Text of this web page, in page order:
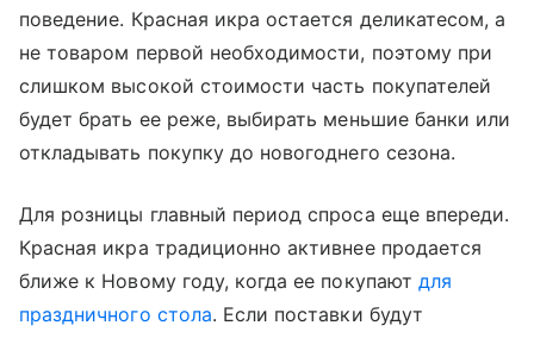
поведение. Красная икра остается деликатесом, а
не товаром первой необходимости, поэтому при
слишком высокой стоимости часть покупателей
будет брать ее реже, выбирать меньшие банки или
откладывать покупку до новогоднего сезона.
Для розницы главный период спроса еще впереди.
Красная икра традиционно активнее продается
ближе к Новому году, когда ее покупают для
праздничного стола. Если поставки будут